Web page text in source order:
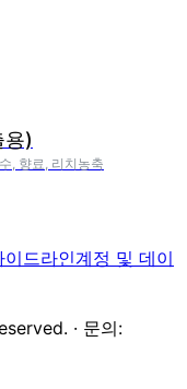
용)
, 향료, 리치농축
드라인계정 및 데이
· 문의: